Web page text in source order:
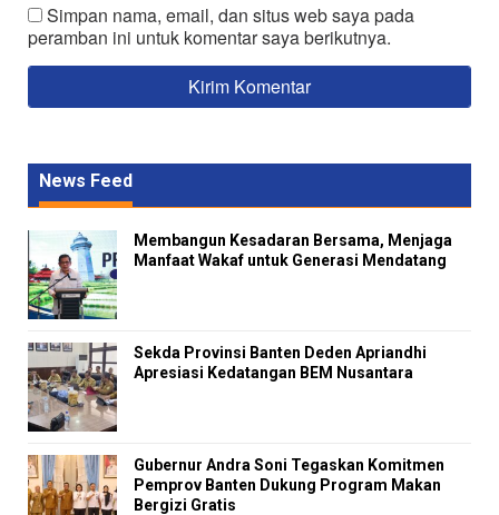
Simpan nama, email, dan situs web saya pada
peramban ini untuk komentar saya berikutnya.
News Feed
Membangun Kesadaran Bersama, Menjaga
Manfaat Wakaf untuk Generasi Mendatang
Sekda Provinsi Banten Deden Apriandhi
Apresiasi Kedatangan BEM Nusantara
Gubernur Andra Soni Tegaskan Komitmen
Pemprov Banten Dukung Program Makan
Bergizi Gratis